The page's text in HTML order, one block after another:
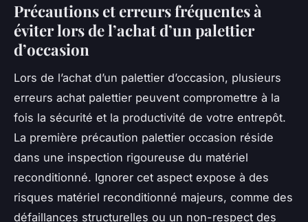
Précautions et erreurs fréquentes à
éviter lors de l’achat d’un palettier
d’occasion
Lors de l’achat d’un palettier d’occasion, plusieurs
erreurs achat palettier peuvent compromettre à la
fois la sécurité et la productivité de votre entrepôt.
La première précaution palettier occasion réside
dans une inspection rigoureuse du matériel
reconditionné. Ignorer cet aspect expose à des
risques matériel reconditionné majeurs, comme des
défaillances structurelles ou un non-respect des